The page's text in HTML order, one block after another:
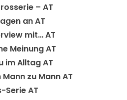
– AT
an AT
mit… AT
Meinung AT
im Alltag AT
Mann zu Mann AT
Serie AT